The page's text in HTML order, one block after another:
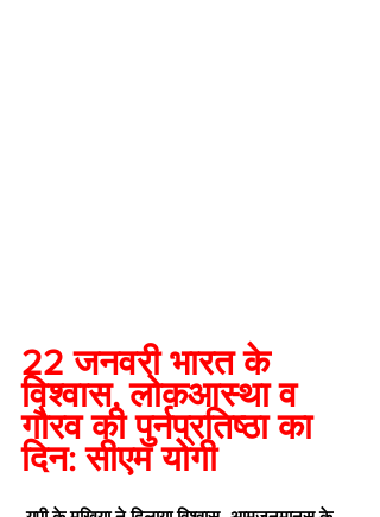
22 जनवरी भारत के
विश्वास, लोकआस्था व
गौरव की पुर्नप्रतिष्ठा का
दिन: सीएम योगी